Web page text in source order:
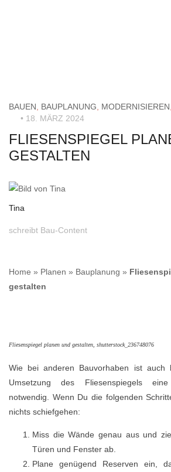
BAUEN BAUPLANUNG MODERNISIEREN
• 18. MÄRZ 2024
FLIESENSPIEGEL
GESTALTEN
Tina
schreibt Bau-Content
Home » Planen » Bauplanung »
gestalten
Fliesenspiegel planen und gestalten, shutterstock_236748076
Wie bei anderen Bauvorhaben ist auch
Umsetzung des Fliesenspiegels
notwendig. Wenn Du die folgenden
nichts schiefgehen:
Miss die Wände genau aus und
Türen und Fenster ab.
Plane genügend Reserven ein,